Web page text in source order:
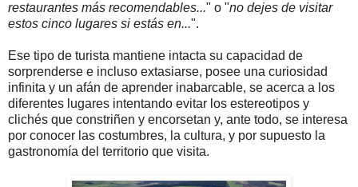
restaurantes más recomendables..." o "no dejes de visitar
estos cinco lugares si estás en...".
Ese tipo de turista mantiene intacta su capacidad de
sorprenderse e incluso extasiarse, posee una curiosidad
infinita y un afán de aprender inabarcable, se acerca a los
diferentes lugares intentando evitar los estereotipos y
clichés que constriñen y encorsetan y, ante todo, se interesa
por conocer las costumbres, la cultura, y por supuesto la
gastronomía del territorio que visita.